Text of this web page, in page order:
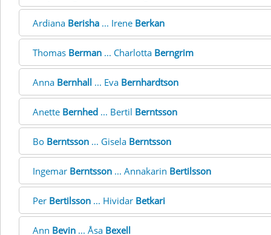
Ardiana Berisha ... Irene Berkan
Thomas Berman ... Charlotta Berngrim
Anna Bernhall ... Eva Bernhardtson
Anette Bernhed ... Bertil Berntsson
Bo Berntsson ... Gisela Berntsson
Ingemar Berntsson ... Annakarin Bertilsson
Per Bertilsson ... Hividar Betkari
Ann Bevin ... Åsa Bexell